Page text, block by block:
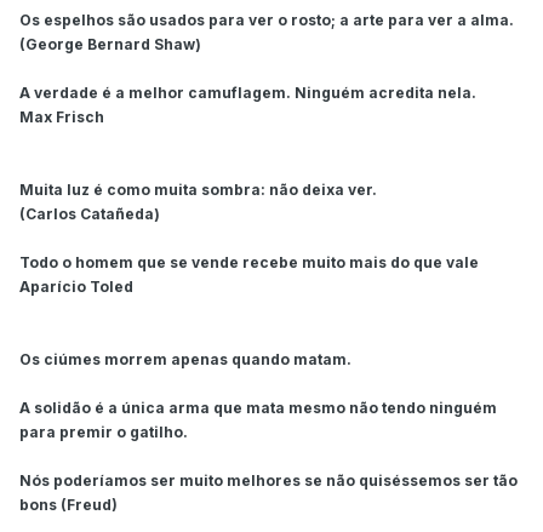
Os espelhos são usados para ver o rosto; a arte para ver a alma.
(George Bernard Shaw)
A verdade é a melhor camuflagem. Ninguém acredita nela.
Max Frisch
Muita luz é como muita sombra: não deixa ver.
(Carlos Catañeda)
Todo o homem que se vende recebe muito mais do que vale
Aparício Toled
Os ciúmes morrem apenas quando matam.
A solidão é a única arma que mata mesmo não tendo ninguém
para premir o gatilho.
Nós poderíamos ser muito melhores se não quiséssemos ser tão
bons (Freud)